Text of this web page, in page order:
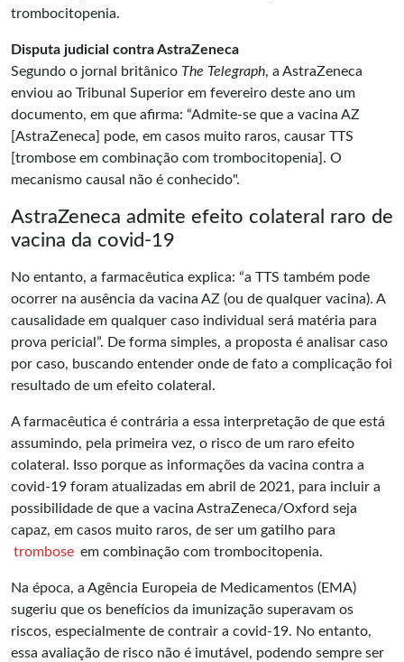
trombocitopenia.
Disputa judicial contra AstraZeneca
Segundo o jornal britânico The Telegraph, a AstraZeneca
enviou ao Tribunal Superior em fevereiro deste ano um
documento, em que afirma: “Admite-se que a vacina AZ
[AstraZeneca] pode, em casos muito raros, causar TTS
[trombose em combinação com trombocitopenia]. O
mecanismo causal não é conhecido".
AstraZeneca admite efeito colateral raro de
vacina da covid-19
No entanto, a farmacêutica explica: “a TTS também pode
ocorrer na ausência da vacina AZ (ou de qualquer vacina). A
causalidade em qualquer caso individual será matéria para
prova pericial”. De forma simples, a proposta é analisar caso
por caso, buscando entender onde de fato a complicação foi
resultado de um efeito colateral.
A farmacêutica é contrária a essa interpretação de que está
assumindo, pela primeira vez, o risco de um raro efeito
colateral. Isso porque as informações da vacina contra a
covid-19 foram atualizadas em abril de 2021, para incluir a
possibilidade de que a vacina AstraZeneca/Oxford seja
capaz, em casos muito raros, de ser um gatilho para
trombose em combinação com trombocitopenia.
Na época, a Agência Europeia de Medicamentos (EMA)
sugeriu que os benefícios da imunização superavam os
riscos, especialmente de contrair a covid-19. No entanto,
essa avaliação de risco não é imutável, podendo sempre ser